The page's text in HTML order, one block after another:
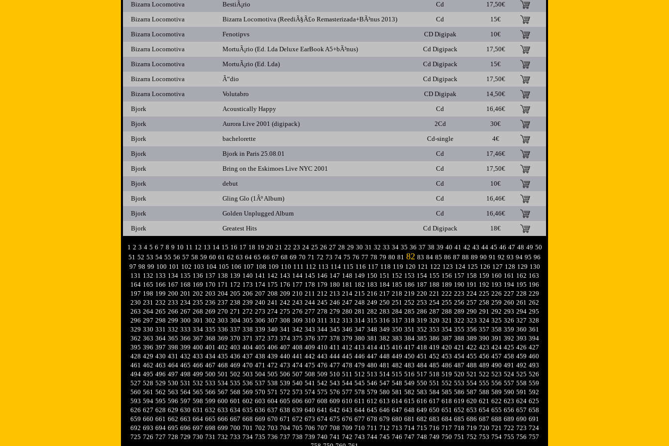
Bizarra Locomotiva BestiÃ¡rio Cd
17,50€
Bizarra Locomotiva
Bizarra Locomotiva (ReediÃ§Ã£o Remasterizada+BÃ³nus 2013) Cd
15€
Bizarra Locomotiva
Fenotipvs CD Digipak
10€
Bizarra Locomotiva
MortuÃ¡rio (Ed. Lda Deluxe EarBook A5+bÃ³nus) Cd Digipack
17,50€
Bizarra Locomotiva
MortuÃ¡rio (Ed. Lda) Cd Digipack
15€
Bizarra Locomotiva
Ã“dio Cd Digipack
17,50€
Bizarra Locomotiva
Volutabro CD Digipak
14,50€
Bjork
Acoustically Happy Cd
16,46€
Bjork
Aurora Live 2001 (digipack) 2Cd
30€
Bjork
bachelorette Cd-single
4€
Bjork
Bjork in Paris 25.08.01 Cd
17,46€
Bjork
Bring on the Eskimoes Live NYC 2001 Cd
17,50€
Bjork
debut Cd
10€
Bjork
Gling Glo (1Âº Album) Cd
16,46€
Bjork
Golden Unplugged Album Cd
16,46€
Bjork
Greatest Hits Cd Digipack 18€
1 2 3 4 5 6 7 8 9 10 11 12 13 14 15 16 17 18 19 20 21 22 23 24 25 26 27 28 29 30 31 32 33 34 35 36 37 38 39 40 41 42 43 44 45 46 47 48 49 50
51 52 53 54 55 56 57 58 59 60 61 62 63 64 65 66 67 68 69 70 71 72 73 74 75 76 77 78 79 80 81 82 83 84 85 86 87 88 89 90 91 92 93 94 95 96
97 98 99 100 101 102 103 104 105 106 107 108 109 110 111 112 113 114 115 116 117 118 119 120 121 122 123 124 125 126 127 128 129 130
131 132 133 134 135 136 137 138 139 140 141 142 143 144 145 146 147 148 149 150 151 152 153 154 155 156 157 158 159 160 161 162 163
164 165 166 167 168 169 170 171 172 173 174 175 176 177 178 179 180 181 182 183 184 185 186 187 188 189 190 191 192 193 194 195 196
197 198 199 200 201 202 203 204 205 206 207 208 209 210 211 212 213 214 215 216 217 218 219 220 221 222 223 224 225 226 227 228 229
230 231 232 233 234 235 236 237 238 239 240 241 242 243 244 245 246 247 248 249 250 251 252 253 254 255 256 257 258 259 260 261 262
263 264 265 266 267 268 269 270 271 272 273 274 275 276 277 278 279 280 281 282 283 284 285 286 287 288 289 290 291 292 293 294 295
296 297 298 299 300 301 302 303 304 305 306 307 308 309 310 311 312 313 314 315 316 317 318 319 320 321 322 323 324 325 326 327 328
329 330 331 332 333 334 335 336 337 338 339 340 341 342 343 344 345 346 347 348 349 350 351 352 353 354 355 356 357 358 359 360 361
362 363 364 365 366 367 368 369 370 371 372 373 374 375 376 377 378 379 380 381 382 383 384 385 386 387 388 389 390 391 392 393 394
395 396 397 398 399 400 401 402 403 404 405 406 407 408 409 410 411 412 413 414 415 416 417 418 419 420 421 422 423 424 425 426 427
428 429 430 431 432 433 434 435 436 437 438 439 440 441 442 443 444 445 446 447 448 449 450 451 452 453 454 455 456 457 458 459 460
461 462 463 464 465 466 467 468 469 470 471 472 473 474 475 476 477 478 479 480 481 482 483 484 485 486 487 488 489 490 491 492 493
494 495 496 497 498 499 500 501 502 503 504 505 506 507 508 509 510 511 512 513 514 515 516 517 518 519 520 521 522 523 524 525 526
527 528 529 530 531 532 533 534 535 536 537 538 539 540 541 542 543 544 545 546 547 548 549 550 551 552 553 554 555 556 557 558 559
560 561 562 563 564 565 566 567 568 569 570 571 572 573 574 575 576 577 578 579 580 581 582 583 584 585 586 587 588 589 590 591 592
593 594 595 596 597 598 599 600 601 602 603 604 605 606 607 608 609 610 611 612 613 614 615 616 617 618 619 620 621 622 623 624 625
626 627 628 629 630 631 632 633 634 635 636 637 638 639 640 641 642 643 644 645 646 647 648 649 650 651 652 653 654 655 656 657 658
659 660 661 662 663 664 665 666 667 668 669 670 671 672 673 674 675 676 677 678 679 680 681 682 683 684 685 686 687 688 689 690 691
692 693 694 695 696 697 698 699 700 701 702 703 704 705 706 707 708 709 710 711 712 713 714 715 716 717 718 719 720 721 722 723 724
725 726 727 728 729 730 731 732 733 734 735 736 737 738 739 740 741 742 743 744 745 746 747 748 749 750 751 752 753 754 755 756 757